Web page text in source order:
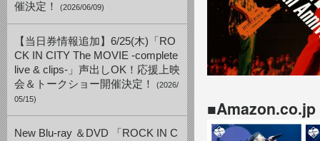
催決定！
(2026/06/09)
【当日券情報追加】6/25(木)「RO
CK IN CITY The MOVIE -complete
live & clips-」声出しOK！応援上映
会＆トークショー開催決定！
(2026/
05/15)
New Blu-ray ＆DVD 「ROCK IN C